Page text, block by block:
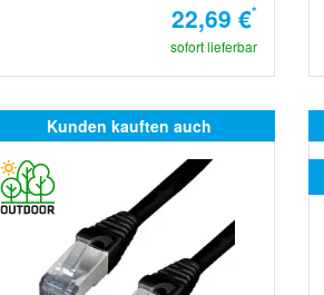
22,69 €*
sofort lieferbar
Kunden kauften auch